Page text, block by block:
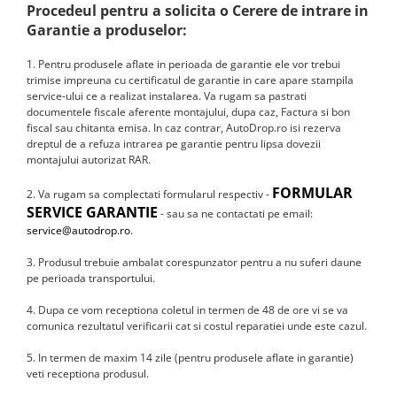
Fiat
Jeep
Volvo
Iveco
Porsche
Ssangyong
Daihatsu
Dodge
Navigații auto universale
Navigații auto universale
Procedeul pentru a solicita o Cerere de intrare in
Garantie a produselor:
1. Pentru produsele aflate in perioada de garantie ele vor trebui
trimise impreuna cu certificatul de garantie in care apare stampila
service-ului ce a realizat instalarea. Va rugam sa pastrati
documentele fiscale aferente montajului, dupa caz, Factura si bon
fiscal sau chitanta emisa. In caz contrar, AutoDrop.ro isi rezerva
dreptul de a refuza intrarea pe garantie pentru lipsa dovezii
montajului autorizat RAR.
2. Va rugam sa complectati formularul respectiv - FORMULAR
SERVICE GARANTIE - sau sa ne contactati pe email:
service@autodrop.ro.
3. Produsul trebuie ambalat corespunzator pentru a nu suferi daune
pe perioada transportului.
4. Dupa ce vom receptiona coletul in termen de 48 de ore vi se va
comunica rezultatul verificarii cat si costul reparatiei unde este cazul.
5. In termen de maxim 14 zile (pentru produsele aflate in garantie)
veti receptiona produsul.